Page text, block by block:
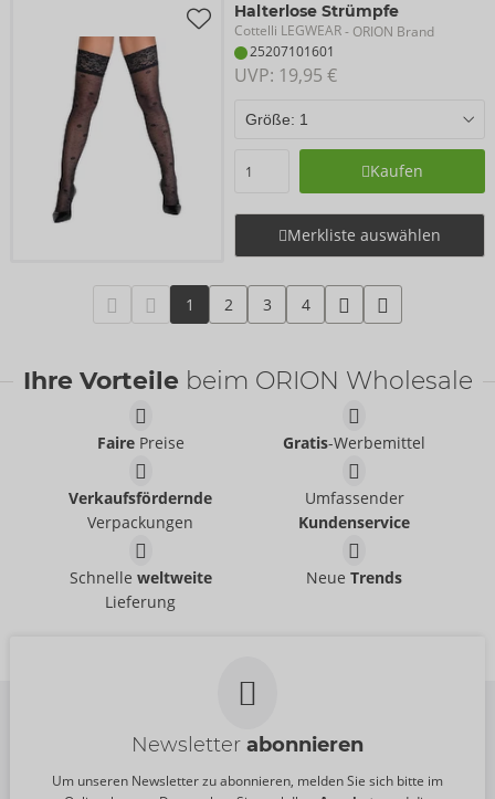
Halterlose Strümpfe
Cottelli LEGWEAR- ORION Brand
25207101601
UVP: 19,95 €
Kaufen
Merkliste auswählen
1 2 3 4
Ihre Vorteile beim ORION Wholesale
FairePreise Gratis-Werbemittel
Verkaufsfördernde
Verpackungen
Umfassender
Kundenservice
Schnelle weltweite
Lieferung
NeueTrends
Newsletter abonnieren
Um unseren Newsletter zu abonnieren, melden Sie sich bitte im